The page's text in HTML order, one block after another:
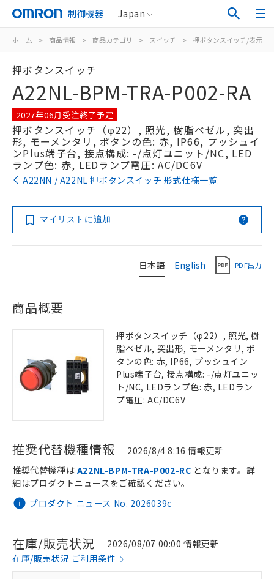
制御機器 Japan
ホーム > 商品情報 > 商品カテゴリ > スイッチ > 押ボタンスイッチ/表示灯
押ボタンスイッチ
A22NL-BPM-TRA-P002-RA
2027年06月受注終了予定
押ボタンスイッチ（φ22）, 照光, 樹脂ベゼル, 突出
形, モーメンタリ, ボタンの色: 赤, IP66, プッシュイ
ンPlus端子台, 接点構成: -/点灯ユニット/NC, LED
ランプ色: 赤, LEDランプ電圧: AC/DC6V
A22NN / A22NL 押ボタンスイッチ 形式仕様一覧
マイリストに追加
日本語 English PDF出力
商品概要
押ボタンスイッチ（φ22）, 照光, 樹
脂ベゼル, 突出形, モーメンタリ, ボ
タンの色: 赤, IP66, プッシュイン
Plus端子台, 接点構成: -/点灯ユニッ
ト/NC, LEDランプ色: 赤, LEDラン
プ電圧: AC/DC6V
推奨代替機種情報 2026/8/4 8:16 情報更新
プロダクト ニュース No. 2026039c
推奨代替機種は A22NL-BPM-TRA-P002-RC となります。詳
細はプロダクトニュースをご確認ください。
在庫/販売状況
2026/08/07 00:00 情報更新
在庫/販売状況 ご利用条件